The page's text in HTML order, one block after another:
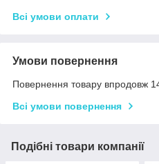
Всі умови оплати
Умови повернення
Повернення товару впродовж
Всі умови повернення
Подібні товари компанії